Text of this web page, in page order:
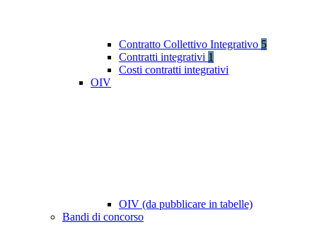
Contratto Collettivo Integrativo 5
Contratti integrativi 1
Costi contratti integrativi
OIV
OIV (da pubblicare in tabelle)
Bandi di concorso